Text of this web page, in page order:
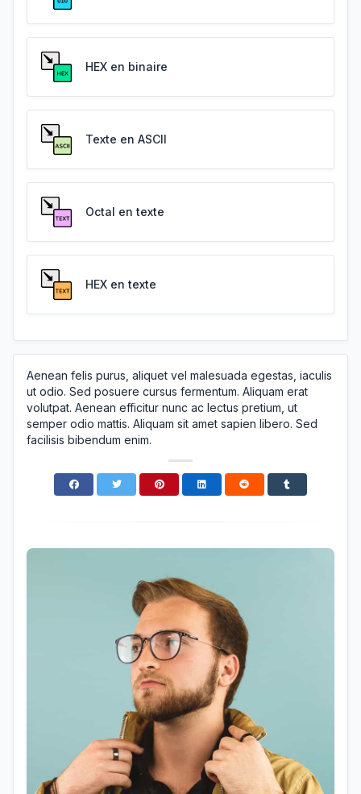
HEX en binaire
Texte en ASCII
Octal en texte
HEX en texte
Aenean felis purus, aliquet vel malesuada egestas, iaculis
ut odio. Sed posuere cursus fermentum. Aliquam erat
volutpat. Aenean efficitur nunc ac lectus pretium, ut
semper odio mattis. Aliquam sit amet sapien libero. Sed
facilisis bibendum enim.